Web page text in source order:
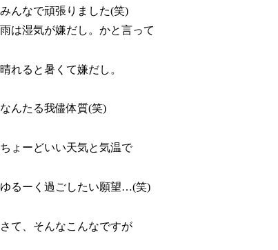
みんなで頑張りました(笑)
雨は湿気が嫌だし。かと言って
晴れると暑くて嫌だし。
なんたる我儘体質(笑)
ちょーどいい天気と気温で
ゆるーく過ごしたい願望…(笑)
さて、そんなこんなですが